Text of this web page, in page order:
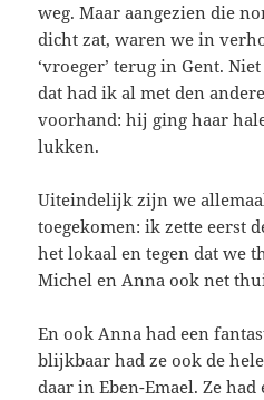
weg. Maar aangezien die
dicht zat, waren we in
‘vroeger’ terug in Gent.
dat had ik al met den
voorhand: hij ging haar
lukken.
Uiteindelijk zijn we
toegekomen: ik zette eerst
het lokaal en tegen dat we
Michel en Anna ook net
En ook Anna had een
blijkbaar had ze ook de
daar in Eben-Emael. Ze